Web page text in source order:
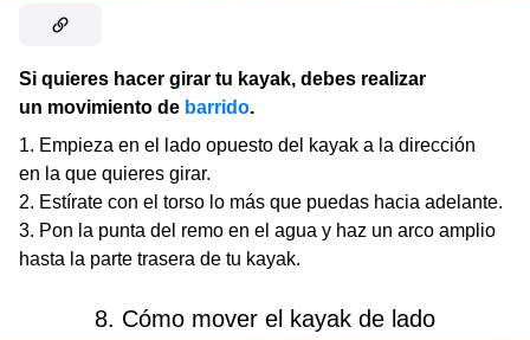
Si quieres hacer girar tu kayak, debes realizar
un movimiento de barrido.
Empieza en el lado opuesto del kayak a la dirección
en la que quieres girar.
Estírate con el torso lo más que puedas hacia adelante.
Pon la punta del remo en el agua y haz un arco amplio
hasta la parte trasera de tu kayak.
8. Cómo mover el kayak de lado